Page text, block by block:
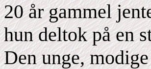
20 år gammel
hun deltok på en
Den unge,